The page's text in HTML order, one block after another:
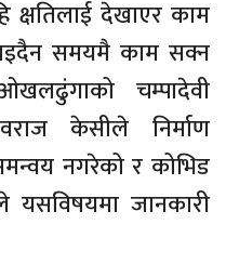
देखाएर काम
समयमै काम सक्न
चम्पादेवी
केसीले निर्माण
नगरेको र कोभिड
जानकारी